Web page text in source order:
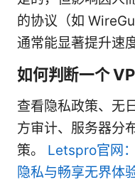
的协议（如
通常能显著提升速
如何判断一个
查看隐私政策、无
方审计、服务器分
策。 Letspro官网
隐私与畅享无界体